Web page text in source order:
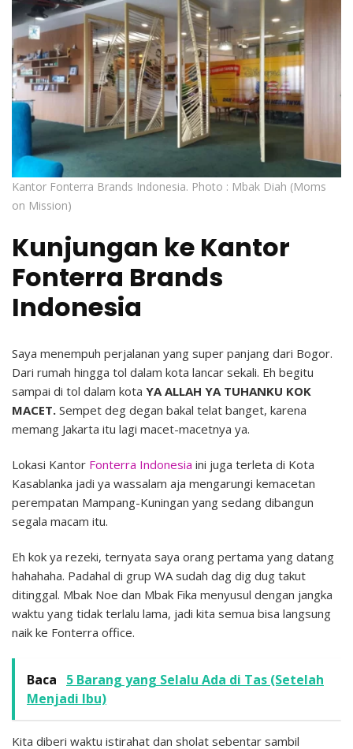
Kantor Fonterra Brands Indonesia. Photo : Mbak Diah (Moms
on Mission)
Kunjungan ke Kantor
Fonterra Brands
Indonesia
Saya menempuh perjalanan yang super panjang dari Bogor.
Dari rumah hingga tol dalam kota lancar sekali. Eh begitu
sampai di tol dalam kota YA ALLAH YA TUHANKU KOK
MACET. Sempet deg degan bakal telat banget, karena
memang Jakarta itu lagi macet-macetnya ya.
Lokasi Kantor Fonterra Indonesia ini juga terleta di Kota
Kasablanka jadi ya wassalam aja mengarungi kemacetan
perempatan Mampang-Kuningan yang sedang dibangun
segala macam itu.
Eh kok ya rezeki, ternyata saya orang pertama yang datang
hahahaha. Padahal di grup WA sudah dag dig dug takut
ditinggal. Mbak Noe dan Mbak Fika menyusul dengan jangka
waktu yang tidak terlalu lama, jadi kita semua bisa langsung
naik ke Fonterra office.
Baca
5 Barang yang Selalu Ada di Tas (Setelah
Menjadi Ibu)
Kita diberi waktu istirahat dan sholat sebentar sambil